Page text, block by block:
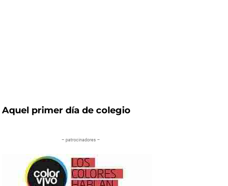
Aquel primer día de colegio
– patrocinadores –